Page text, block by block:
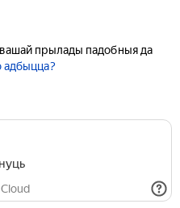
прылады падобныя да
адбыцца?